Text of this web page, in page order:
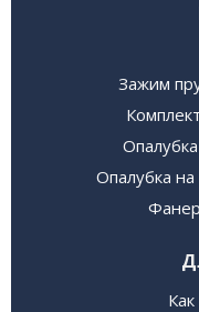
Зажим
Опалубка на